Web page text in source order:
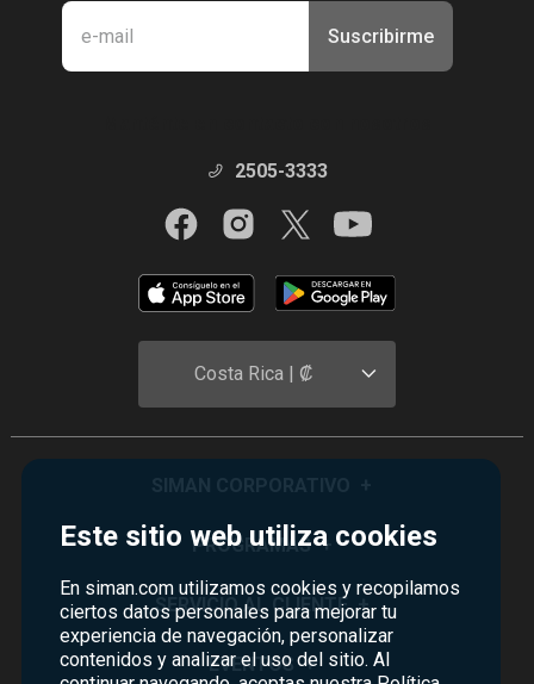
Este sitio web utiliza cookies
En siman.com utilizamos cookies y recopilamos
ciertos datos personales para mejorar tu
experiencia de navegación, personalizar
contenidos y analizar el uso del sitio. Al
Suscribirme
2505-3333
Costa Rica | ₡
Quiénes Somos
Visión y Misión
Historia
Sucursales
PROGRAMAS +
Monedero
Certificados de Regalo
SERVICIO AL CLIENTE +
Preguntas Frecuentes
EVENTOS +